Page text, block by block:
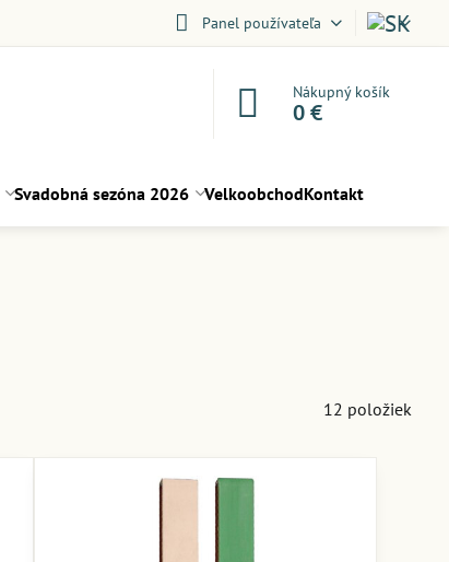
Panel používateľa
Nákupný košík
0 €
Svadobná sezóna 2026 VelkoobchodKontakt
12 položiek